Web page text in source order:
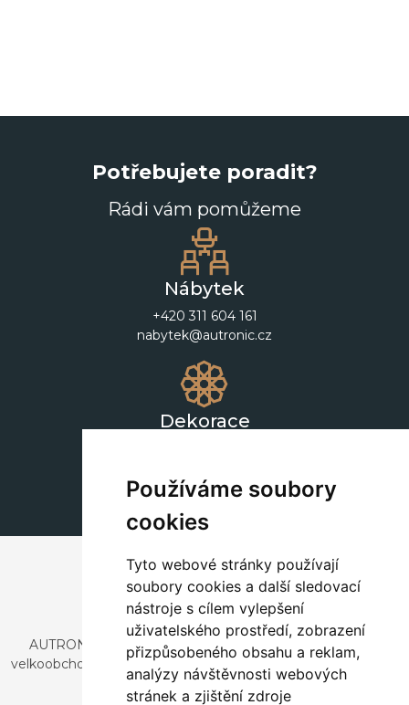
Používáme soubory
cookies
Tyto webové stránky používají
soubory cookies a další sledovací
nástroje s cílem vylepšení
uživatelského prostředí, zobrazení
přizpůsobeného obsahu a reklam,
analýzy návštěvnosti webových
stránek a zjištění zdroje
Potřebujete poradit?
Rádi vám pomůžeme
Nábytek
+420 311 604 161
nabytek@autronic.cz
Dekorace
AUTRONIC, s.r.o. je společnost zabývající se dovozem a
velkoobchodním prodejem designového i stylového nábytku
a dekorací.